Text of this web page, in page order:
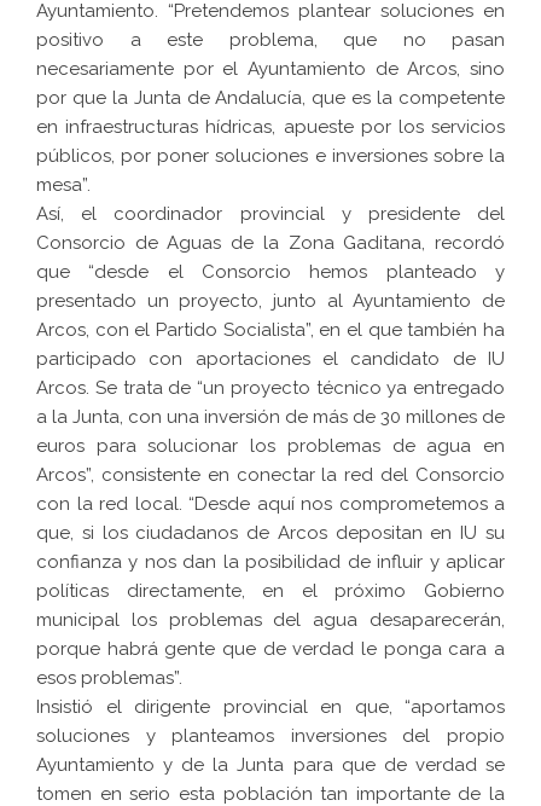
Ayuntamiento. “Pretendemos plantear soluciones en
positivo a este problema, que no pasan
necesariamente por el Ayuntamiento de Arcos, sino
por que la Junta de Andalucía, que es la competente
en infraestructuras hídricas, apueste por los servicios
públicos, por poner soluciones e inversiones sobre la
mesa”.
Así, el coordinador provincial y presidente del
Consorcio de Aguas de la Zona Gaditana, recordó
que “desde el Consorcio hemos planteado y
presentado un proyecto, junto al Ayuntamiento de
Arcos, con el Partido Socialista”, en el que también ha
participado con aportaciones el candidato de IU
Arcos. Se trata de “un proyecto técnico ya entregado
a la Junta, con una inversión de más de 30 millones de
euros para solucionar los problemas de agua en
Arcos”, consistente en conectar la red del Consorcio
con la red local. “Desde aquí nos comprometemos a
que, si los ciudadanos de Arcos depositan en IU su
confianza y nos dan la posibilidad de influir y aplicar
políticas directamente, en el próximo Gobierno
municipal los problemas del agua desaparecerán,
porque habrá gente que de verdad le ponga cara a
esos problemas”.
Insistió el dirigente provincial en que, “aportamos
soluciones y planteamos inversiones del propio
Ayuntamiento y de la Junta para que de verdad se
tomen en serio esta población tan importante de la